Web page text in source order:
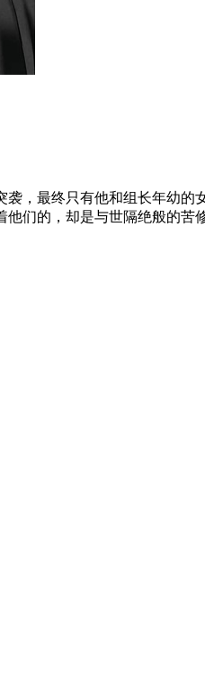
袭，最终只有他和组长年幼
们的，却是与世隔绝般的